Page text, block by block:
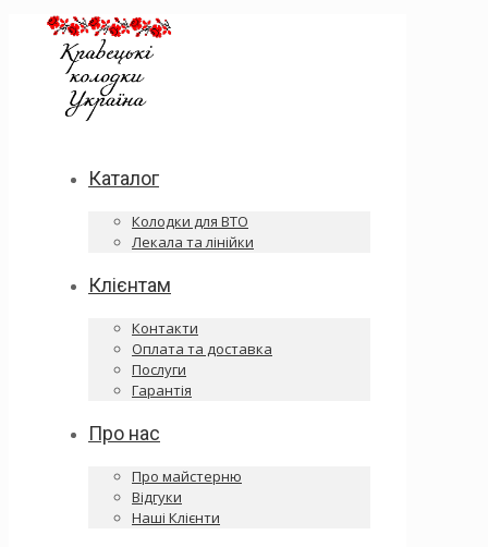
Каталог
Колодки для ВТО
Лекала та лінійки
Клієнтам
Контакти
Оплата та доставка
Послуги
Гарантія
Про нас
Про майстерню
Відгуки
Наші Клієнти